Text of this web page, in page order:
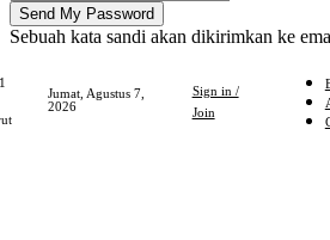
Sebuah kata sandi akan dikirimkan ke
Jumat, Agustus 7,
2026
Sign in /
Join